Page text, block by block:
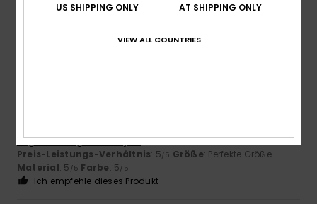
5/5
Original anzeigen - Français
Preis-Leistungs-Verhältnis: 5/5 Größe: Perfekte Größe
Material: 5 /5 Farbe: 5/5
Ich empfehle dieses Produkt
US SHIPPING ONLY AT SHIPPING ONLY
VIEW ALL COUNTRIES